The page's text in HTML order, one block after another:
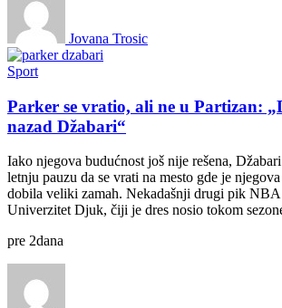
Jovana Trosic
Sport
Parker se vratio, ali ne u Partizan:
nazad Džabari“
Iako njegova budućnost još nije rešena,
letnju pauzu da se vrati na mesto gde je
dobila veliki zamah. Nekadašnji drugi pik NBA
Univerzitet Djuk, čiji je dres nosio tokom
pre 2dana